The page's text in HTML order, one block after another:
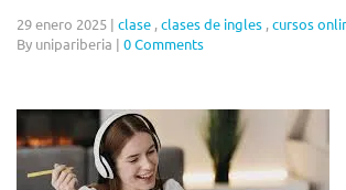
29 enero 2025 | clase ,clases de ingles ,cursos
By unipariberia | 0 Comments